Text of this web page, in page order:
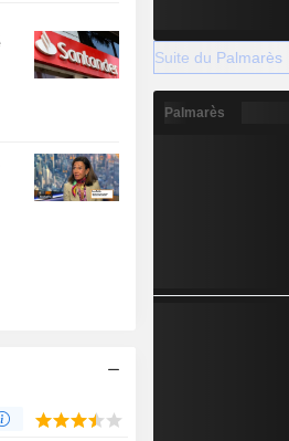
Suite du Palmarès
Palmarès